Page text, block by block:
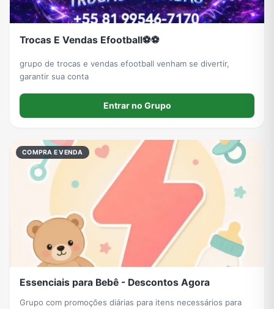
Trocas E Vendas Efootball⚽⚽
grupo de trocas e vendas efootball venham se divertir,
garantir sua conta
Entrar no Grupo
COMPRA E VENDA
Essenciais para Bebê - Descontos Agora
Grupo com promoções diárias para itens necessários para